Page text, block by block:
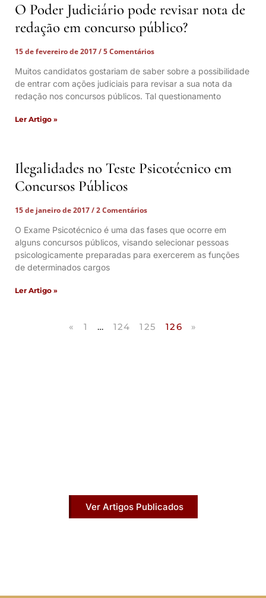
O Poder Judiciário pode revisar nota de
redação em concurso público?
15 de fevereiro de 2017
5 Comentários
Muitos candidatos gostariam de saber sobre a possibilidade
de entrar com ações judiciais para revisar a sua nota da
redação nos concursos públicos. Tal questionamento
Ler Artigo »
Ilegalidades no Teste Psicotécnico em
Concursos Públicos
15 de janeiro de 2017
2 Comentários
O Exame Psicotécnico é uma das fases que ocorre em
alguns concursos públicos, visando selecionar pessoas
psicologicamente preparadas para exercerem as funções
de determinados cargos
Ler Artigo »
« 1 … 124 125 126 »
Ver Artigos Publicados